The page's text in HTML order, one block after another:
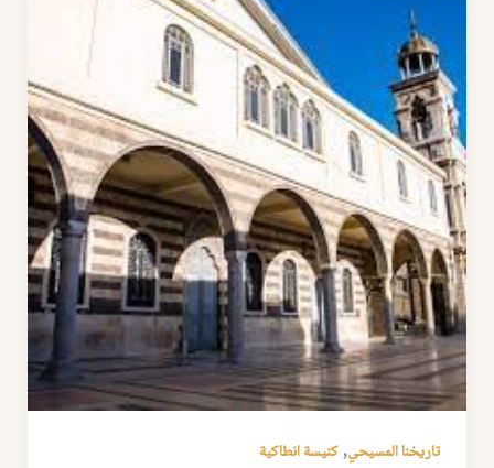
تاريخنا المسيحي,كنيسة انطاكية